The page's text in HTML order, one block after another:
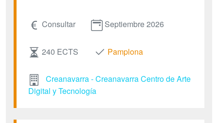
Consultar Septiembre 2026
240 ECTS Pamplona
Creanavarra - Creanavarra Centro de Arte
Digital y Tecnología